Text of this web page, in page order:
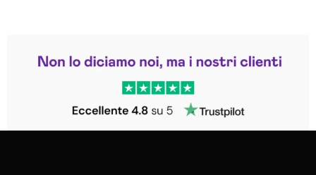
Trustpilot